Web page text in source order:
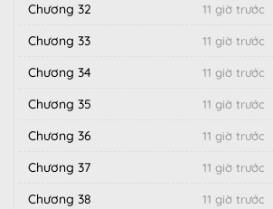
Chương 32 11 giờ trước
Chương 33 11 giờ trước
Chương 34 11 giờ trước
Chương 35 11 giờ trước
Chương 36 11 giờ trước
Chương 37 11 giờ trước
Chương 38 11 giờ trước